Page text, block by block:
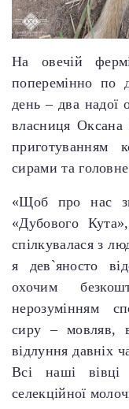
На овечій
поперемінно
день – два надої
власниця Оксана
приготуванням
сирами та
«Щоб про нас
«Дубового
спілкувалася з
я дев`яносто
охочим
нерозумінням
сиру – мовляв,
відлуння давніх
Всі наші вівці
селекційної